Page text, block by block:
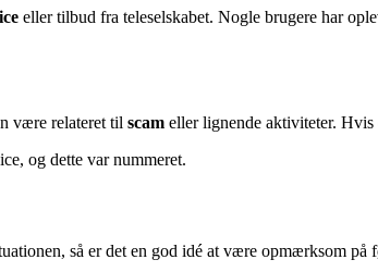
eller tilbud fra teleselskabet. Nogle brugere har
være relateret til scam eller lignende aktiviteter.
og dette var nummeret.
så er det en god idé at være opmærksom på